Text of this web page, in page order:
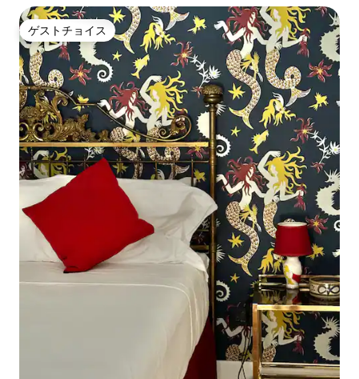
ゲストチョイス
ゲストチョイス